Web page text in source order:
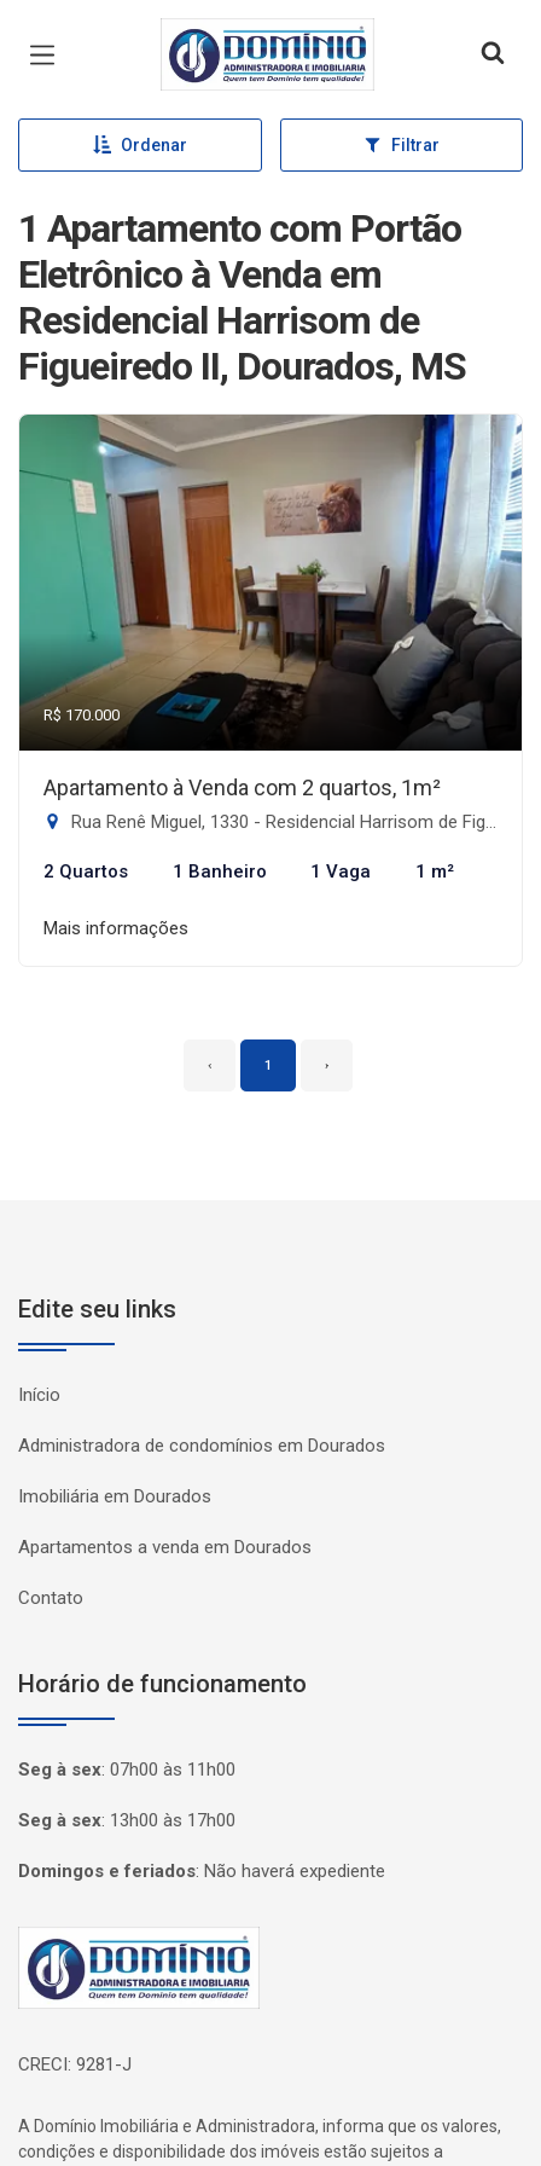
Página inicial
Ordenar Filtrar
1 Apartamento com Portão
Eletrônico à Venda em
Residencial Harrisom de
Figueiredo II, Dourados, MS
R$ 170.000
Apartamento à Venda com 2 quartos, 1m²
Rua Renê Miguel, 1330 - Residencial Harrisom de Figueiredo II, Dourados-MS
2 Quartos 1 Banheiro 1 Vaga 1 m²
Mais informações
‹ 1 ›
Edite seu links
Início
Administradora de condomínios em Dourados
Imobiliária em Dourados
Apartamentos a venda em Dourados
Contato
Horário de funcionamento
Seg à sex: 07h00 às 11h00
Seg à sex: 13h00 às 17h00
Domingos e feriados: Não haverá expediente
Página inicial
CRECI: 9281-J
A Domínio Imobiliária e Administradora, informa que os valores,
condições e disponibilidade dos imóveis estão sujeitos a